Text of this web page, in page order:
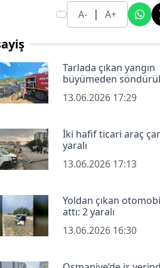
A- | A+
Tarlada çıkan yangın
büyümeden
13.06.2026 17:29
İki hafif ticari araç
yaralı
13.06.2026 17:13
Yoldan çıkan
attı: 2 yaralı
13.06.2026 16:30